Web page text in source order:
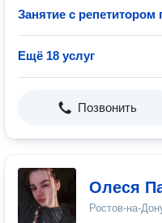
Занятие с
Ещё 18 услуг
Позвонить
Олеся
Ростов-на-